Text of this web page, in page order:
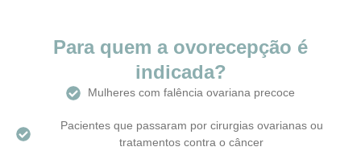
Para quem a ovorecepção é
indicada?
Mulheres com falência ovariana precoce
Pacientes que passaram por cirurgias ovarianas ou
tratamentos contra o câncer